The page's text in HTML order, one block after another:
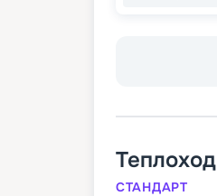
Теплоход
СТАНДАРТ